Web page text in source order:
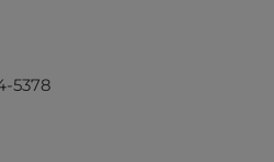
5378